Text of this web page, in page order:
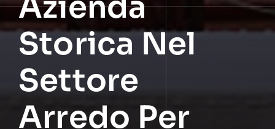
Storica Nel
Settore
Arredo Per